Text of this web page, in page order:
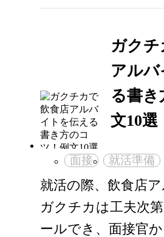
ガクチ
アルバ
る書き
文10選
面接 就活準備
就活の際、飲食店
ガクチカは工夫次
ールでき、面接官